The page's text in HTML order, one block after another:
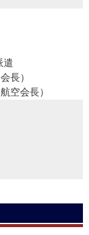
遣
長）
空会長）